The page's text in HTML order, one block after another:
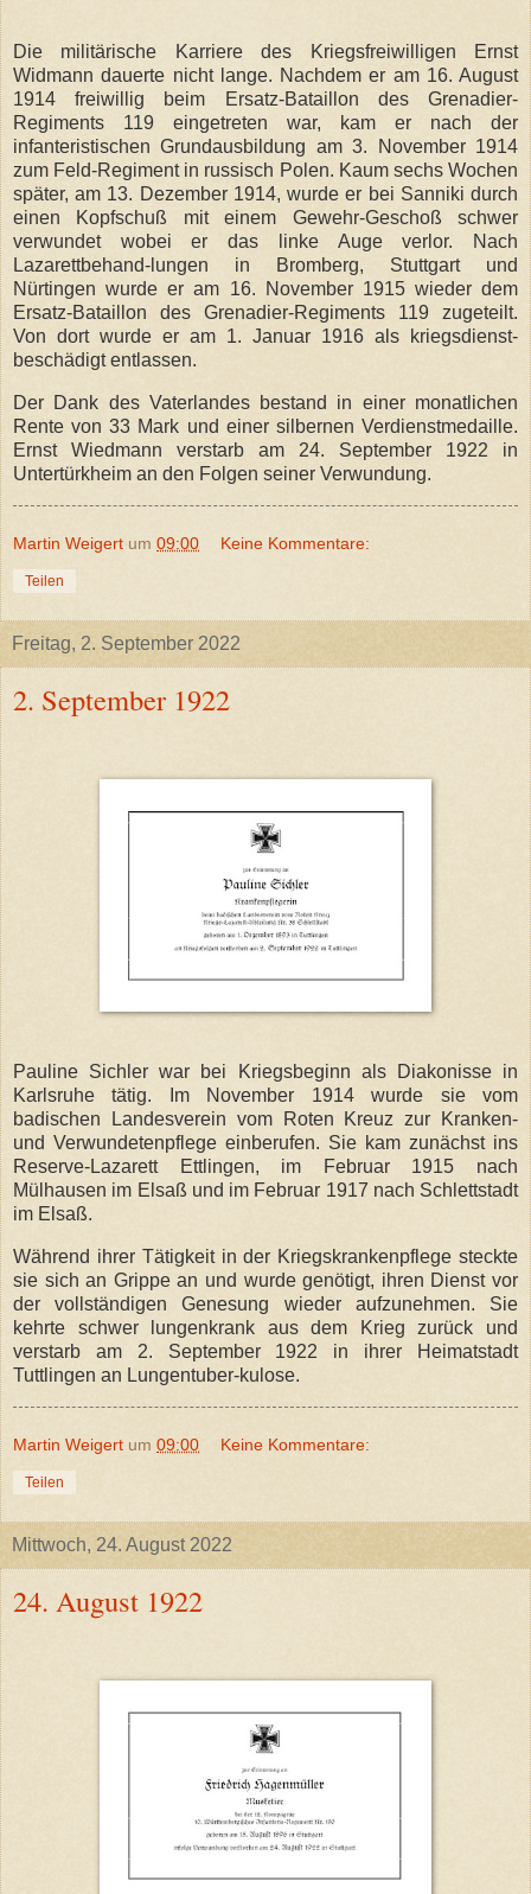
Die militärische Karriere des Kriegsfreiwilligen Ernst
Widmann dauerte nicht lange. Nachdem er am 16. August
1914 freiwillig beim Ersatz-Bataillon des Grenadier-
Regiments 119 eingetreten war, kam er nach der
infanteristischen Grundausbildung am 3. November 1914
zum Feld-Regiment in russisch Polen. Kaum sechs Wochen
später, am 13. Dezember 1914, wurde er bei Sanniki durch
einen Kopfschuß mit einem Gewehr-Geschoß schwer
verwundet wobei er das linke Auge verlor. Nach
Lazarettbehand-lungen in Bromberg, Stuttgart und
Nürtingen wurde er am 16. November 1915 wieder dem
Ersatz-Bataillon des Grenadier-Regiments 119 zugeteilt.
Von dort wurde er am 1. Januar 1916 als kriegsdienst-
beschädigt entlassen.
Der Dank des Vaterlandes bestand in einer monatlichen
Rente von 33 Mark und einer silbernen Verdienstmedaille.
Ernst Wiedmann verstarb am 24. September 1922 in
Untertürkheim an den Folgen seiner Verwundung.
Martin Weigert um 09:00 Keine Kommentare:
Teilen
Freitag, 2. September 2022
2. September 1922
Pauline Sichler war bei Kriegsbeginn als Diakonisse in
Karlsruhe tätig. Im November 1914 wurde sie vom
badischen Landesverein vom Roten Kreuz zur Kranken-
und Verwundetenpflege einberufen. Sie kam zunächst ins
Reserve-Lazarett Ettlingen, im Februar 1915 nach
Mülhausen im Elsaß und im Februar 1917 nach Schlettstadt
im Elsaß.
Während ihrer Tätigkeit in der Kriegskrankenpflege steckte
sie sich an Grippe an und wurde genötigt, ihren Dienst vor
der vollständigen Genesung wieder aufzunehmen. Sie
kehrte schwer lungenkrank aus dem Krieg zurück und
verstarb am 2. September 1922 in ihrer Heimatstadt
Tuttlingen an Lungentuber-kulose.
Martin Weigert um 09:00 Keine Kommentare:
Teilen
Mittwoch, 24. August 2022
24. August 1922